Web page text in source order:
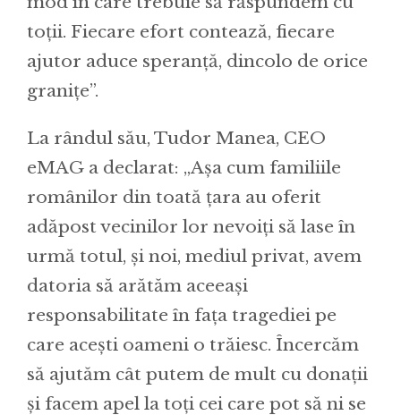
toții. Fiecare efort contează, fiecare
ajutor aduce speranță, dincolo de orice
granițe”.
La rândul său, Tudor Manea, CEO
eMAG a declarat: „Așa cum familiile
românilor din toată țara au oferit
adăpost vecinilor lor nevoiți să lase în
urmă totul, și noi, mediul privat, avem
datoria să arătăm aceeași
responsabilitate în fața tragediei pe
care acești oameni o trăiesc. Încercăm
să ajutăm cât putem de mult cu donații
și facem apel la toți cei care pot să ni se